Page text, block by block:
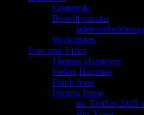
Ersatzteile
Bestellformular
Werkstätten
Foto und Video
Thomas Banneyer
Volker Hammes
Frank Jesse
Diverse Fotos
int. Treffen 2025